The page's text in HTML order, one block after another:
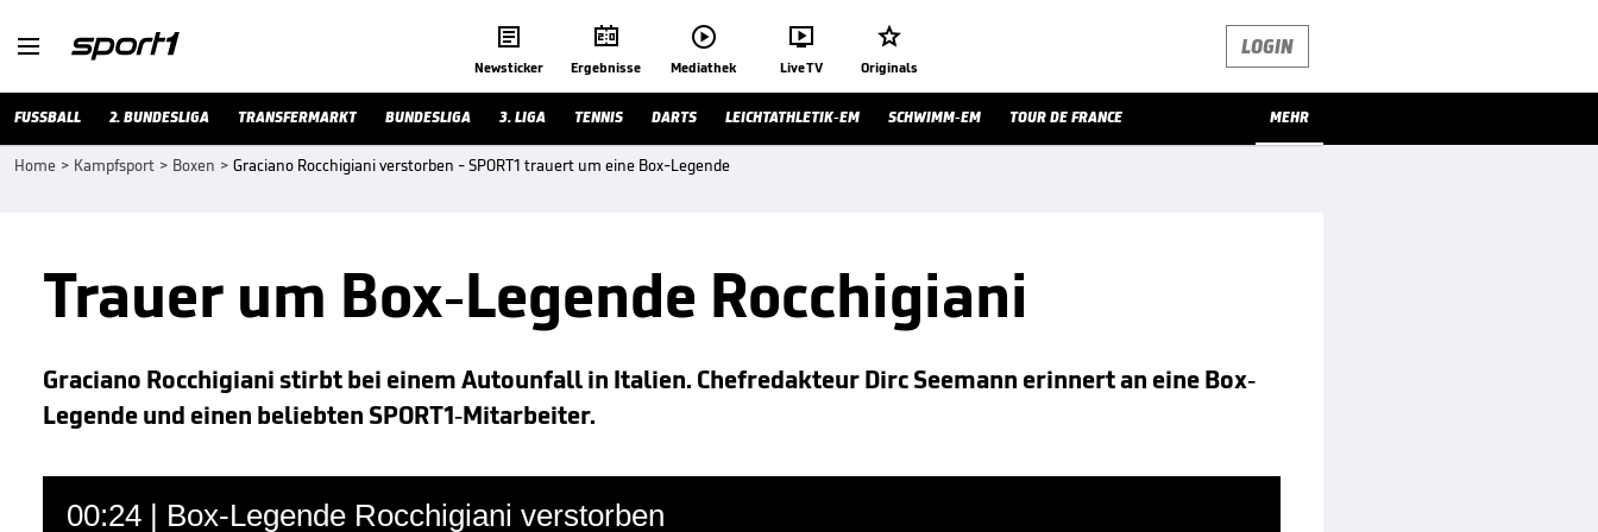
 
Newsticker

Ergebnisse

Mediathek

Live TV

Originals
LOGIN
FUSSBALL 2. BUNDESLIGA TRANSFERMARKT BUNDESLIGA 3. LIGA TENNIS DARTS LEICHTATHLETIK-EM SCHWIMM-EM TOUR DE FRANCE MEHR
Home > Kampfsport > Boxen > Graciano Rocchigiani verstorben - SPORT1 trauert um eine Box-Legende
Trauer um Box-Legende Rocchigiani
Graciano Rocchigiani stirbt bei einem Autounfall in Italien. Chefredakteur Dirc Seemann erinnert an eine Box-
Legende und einen beliebten SPORT1-Mitarbeiter.
00:24 | Box-Legende Rocchigiani verstorben